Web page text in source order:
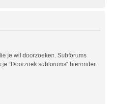
je wil doorzoeken. Subforums
“Doorzoek subforums“ hieronder